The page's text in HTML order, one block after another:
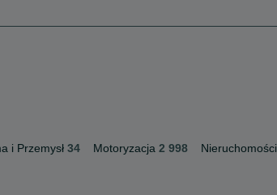
i Przemysł 34 Motoryzacja 2 998 Nieruchomości